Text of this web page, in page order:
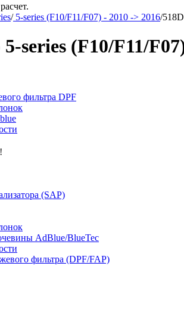
/5-series (F10/F11/F07) - 2010 -> 2016/
(F10/F11/
фильтра DPF
(SAP)
AdBlue/BlueTec
фильтра (DPF/FAP)